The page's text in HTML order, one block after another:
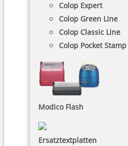
Colop Expert
Colop Green Line
Colop Classic Line
Colop Pocket Stamp
Modico Flash
Ersatztextplatten